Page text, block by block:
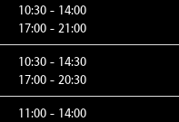
10:30 - 14:00
17:00 - 21:00
10:30 - 14:30
17:00 - 20:30
11:00 - 14:00